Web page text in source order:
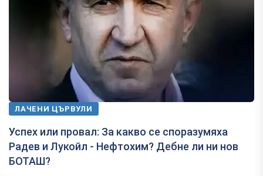
ЛАЧЕНИ ЦЪРВУЛИ
Успех или провал: За какво се споразумяха
Радев и Лукойл - Нефтохим? Дебне ли ни нов
БОТАШ?